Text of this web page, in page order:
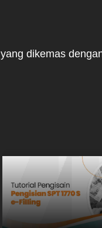
dikemas